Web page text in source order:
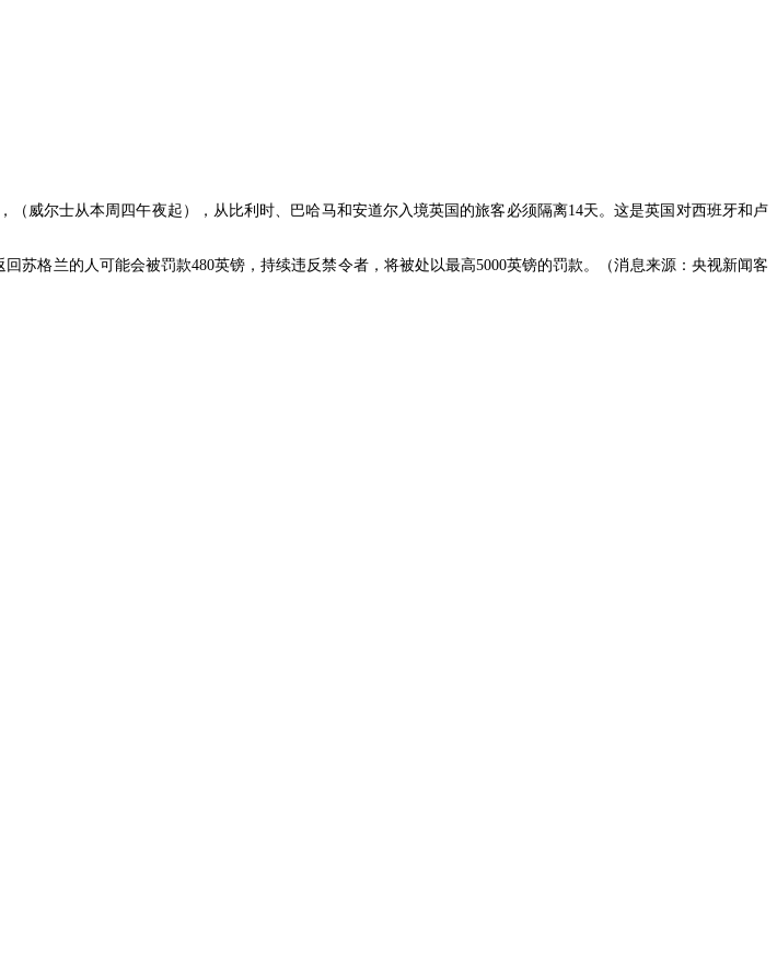
（威尔士从本周四午夜起），从比利时、巴哈马和安道尔入境英国的旅客必须隔离14天。这是英国对西班牙和卢
苏格兰的人可能会被罚款480英镑，持续违反禁令者，将被处以最高5000英镑的罚款。（消息来源：央视新闻客